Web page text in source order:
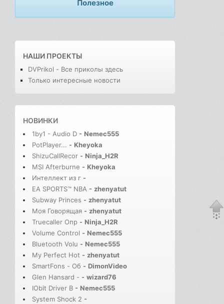
Полезное
НАШИ ПРОЕКТЫ
DVPrikol - Все приколы здесь
Только интересные новости
НОВИНКИ
1by1 - Audio D - Nemec555
PotPlayer... - Kheyoka
ShizuCallRecor - Ninja_H2R
MSI Afterburne - Kheyoka
Интеллект из г -
EA SPORTS™ NBA - zhenyatut
Subway Princes - zhenyatut
Моя Говорящая - zhenyatut
Truecaller Опр - Ninja_H2R
Volume Control - Nemec555
Bluetooth Volu - Nemec555
My Perfect Hot - zhenyatut
SmartFons - Об - DimonVideo
Glen Hansard - - wizard76
IObit Driver B - Nemec555
System Shock 2 -